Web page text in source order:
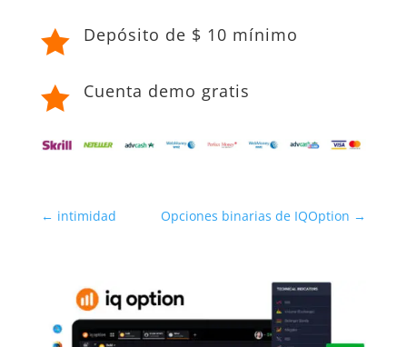
 Depósito de $ 10 mínimo
 Cuenta demo gratis
← intimidad Opciones binarias de IQOption →